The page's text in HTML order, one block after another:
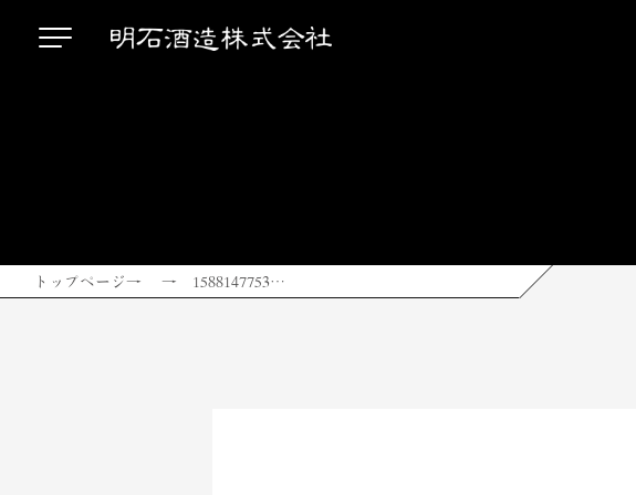
トップページ→ → 1588147753…